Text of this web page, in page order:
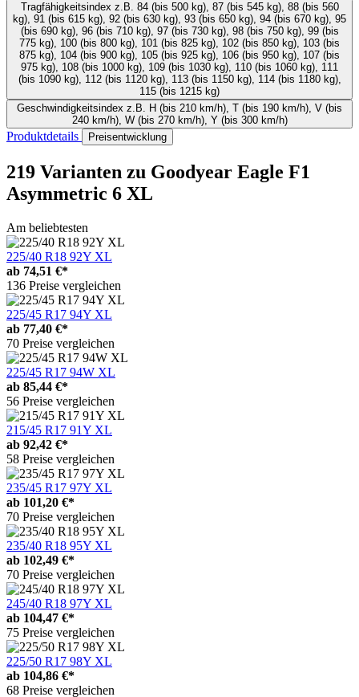
Tragfähigkeitsindex
kg), 91 (bis 615 kg), 92 (bis 630 kg), 93 (bis 650 kg), 94 (bis 670 kg), 95
(bis 690 kg), 96 (bis 710 kg), 97 (bis 730 kg), 98 (bis 750 kg), 99 (bis
775 kg), 100 (bis 800 kg), 101 (bis 825 kg), 102 (bis 850 kg), 103 (bis
875 kg), 104 (bis 900 kg), 105 (bis 925 kg), 106 (bis 950 kg), 107 (bis
975 kg), 108 (bis 1000 kg), 109 (bis 1030 kg), 110 (bis 1060 kg), 111
(bis 1090 kg), 112 (bis 1120 kg), 113 (bis 1150 kg), 114 (bis 1180 kg),
115 (bis 1215 kg)
Geschwindigkeitsindex
240 km/h), W (bis 270 km/h), Y (bis 300 km/h)
Produktdetails Preisentwicklung
219 Varianten zu Goodyear Eagle F1
Asymmetric 6 XL
Am beliebtesten
225/40 R18 92Y XL
ab 74,51 €*
136 Preise vergleichen
225/45 R17 94Y XL
ab 77,40 €*
70 Preise vergleichen
225/45 R17 94W XL
ab 85,44 €*
56 Preise vergleichen
215/45 R17 91Y XL
ab 92,42 €*
58 Preise vergleichen
235/45 R17 97Y XL
ab 101,20 €*
70 Preise vergleichen
235/40 R18 95Y XL
ab 102,49 €*
70 Preise vergleichen
245/40 R18 97Y XL
ab 104,47 €*
75 Preise vergleichen
225/50 R17 98Y XL
ab 104,86 €*
68 Preise vergleichen